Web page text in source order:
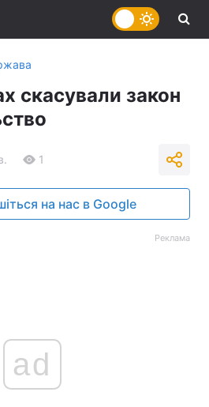
скасували закон
1
на нас в Google
Реклама
ad